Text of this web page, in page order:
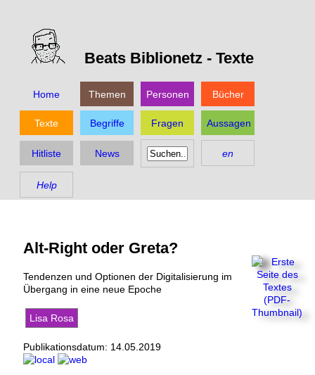
Beats Biblionetz - Texte
Home Themen Personen Bücher
Texte Begriffe Fragen Aussagen
Hitliste News en
Help
Alt-Right oder Greta?
Tendenzen und Optionen der Digitalisierung im
Übergang in eine neue Epoche
Lisa Rosa
Publikationsdatum: 14.05.2019